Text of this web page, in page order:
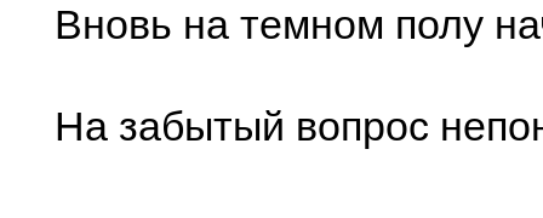
Вновь на темном полу
На забытый вопрос